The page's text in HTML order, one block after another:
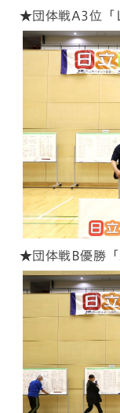
★団体戦A3位「
★団体戦B優勝「